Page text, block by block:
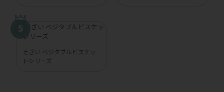
そざい ベジタブルビスケッ
トシリーズ